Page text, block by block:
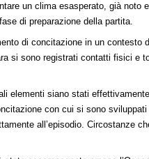
un clima esasperato, già noto
di preparazione della partita.
di concitazione in un contesto
si sono registrati contatti fisici e
elementi siano stati
con cui si sono
all’episodio. Circostanze